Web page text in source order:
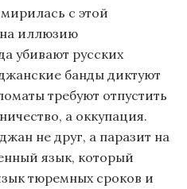
с этой
на иллюзию
убивают русских
банды диктуют
требуют отпустить
а оккупация.
не друг, а паразит на
язык, который
тюремных сроков и